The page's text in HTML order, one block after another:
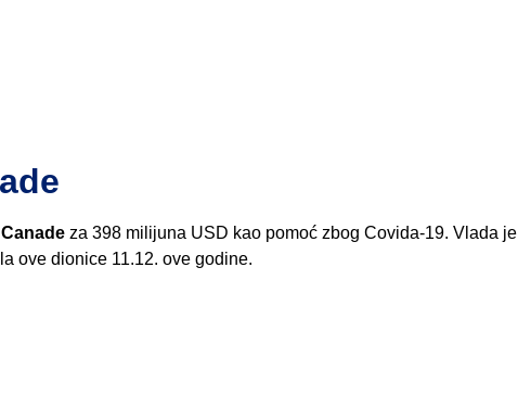
za 398 milijuna USD kao pomoć zbog Covida-19. Vlada je
ove dionice 11.12. ove godine.